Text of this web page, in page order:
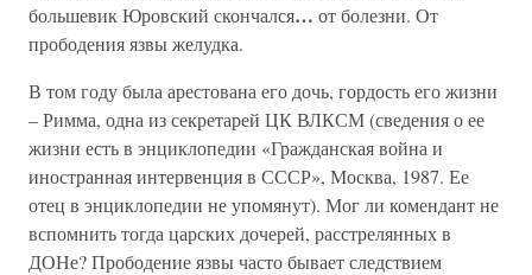
большевик Юровский скончался… от болезни. От
прободения язвы желудка.
В том году была арестована его дочь, гордость его жизни
– Римма, одна из секретарей ЦК ВЛКСМ (сведения о ее
жизни есть в энциклопедии «Гражданская война и
иностранная интервенция в СССР», Москва, 1987. Ее
отец в энциклопедии не упомянут). Мог ли комендант не
вспомнить тогда царских дочерей, расстрелянных в
ДОНе? Прободение язвы часто бывает следствием